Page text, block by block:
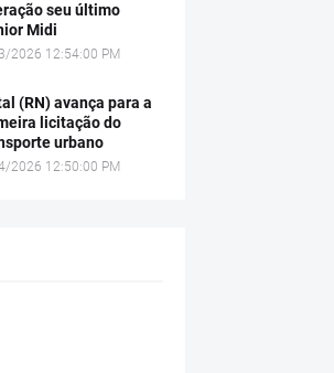
seu último
Midi
2026 12:54:00 PM
(RN) avança para a
licitação do
urbano
2026 12:50:00 PM